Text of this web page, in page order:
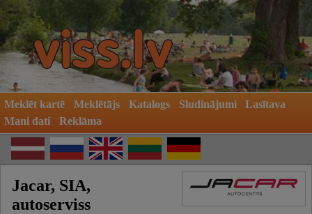
Meklēt kartē Meklētājs Katalogs Sludinājumi
Lasītava
Mani dati
Reklāma
Jacar, SIA,
autoserviss